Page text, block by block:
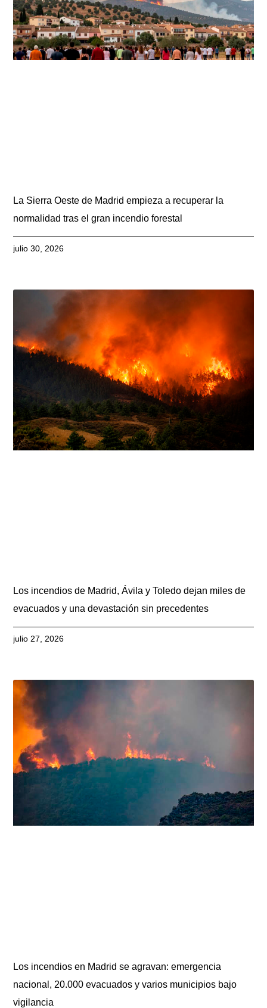
La Sierra Oeste de Madrid empieza a recuperar la
normalidad tras el gran incendio forestal
julio 30, 2026
Los incendios de Madrid, Ávila y Toledo dejan miles de
evacuados y una devastación sin precedentes
julio 27, 2026
Los incendios en Madrid se agravan: emergencia
nacional, 20.000 evacuados y varios municipios bajo
vigilancia